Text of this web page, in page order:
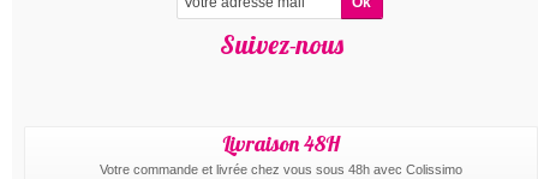
Suivez-nous
Livraison 48H
Votre commande et livrée chez vous sous 48h avec Colissimo